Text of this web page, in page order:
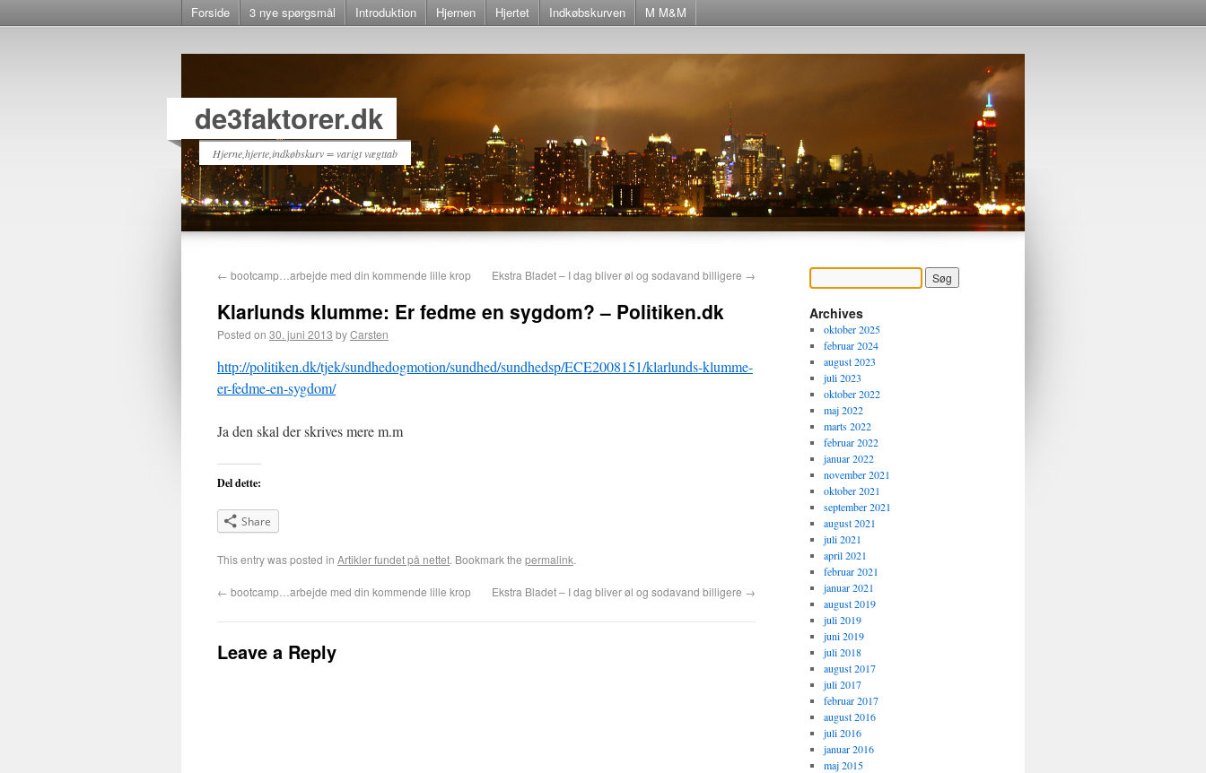
Forside 3 nye spørgsmål Introduktion Hjernen Hjertet Indkøbskurven M M&M
de3faktorer.dk
Hjerne,hjerte,indkøbskurv = varigt vægttab
← bootcamp…arbejde med din kommende lille krop Ekstra Bladet – I dag bliver øl og sodavand billigere →
Klarlunds klumme: Er fedme en sygdom? – Politiken.dk
Posted on 30. juni 2013 byCarsten
http://politiken.dk/tjek/sundhedogmotion/sundhed/sundhedsp/ECE2008151/klarlunds-klumme-
er-fedme-en-sygdom/
Ja den skal der skrives mere m.m
Del dette:
Share
This entry was posted in Artikler fundet på nettet. Bookmark the permalink.
← bootcamp…arbejde med din kommende lille krop Ekstra Bladet – I dag bliver øl og sodavand billigere →
Leave a Reply
Archives
oktober 2025
februar 2024
august 2023
juli 2023
oktober 2022
maj 2022
marts 2022
februar 2022
januar 2022
november 2021
oktober 2021
september 2021
august 2021
juli 2021
april 2021
februar 2021
januar 2021
august 2019
juli 2019
juni 2019
juli 2018
august 2017
juli 2017
februar 2017
august 2016
juli 2016
januar 2016
maj 2015